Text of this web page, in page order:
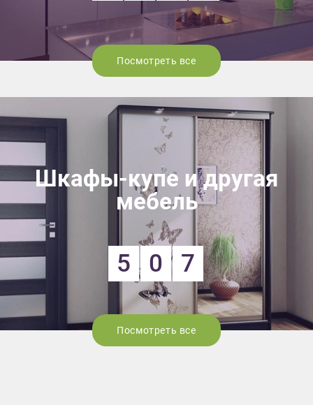
Посмотреть все
Шкафы-купе и другая
мебель
5 0 7
Посмотреть все